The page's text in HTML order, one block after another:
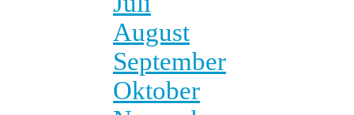
August
September
Oktober